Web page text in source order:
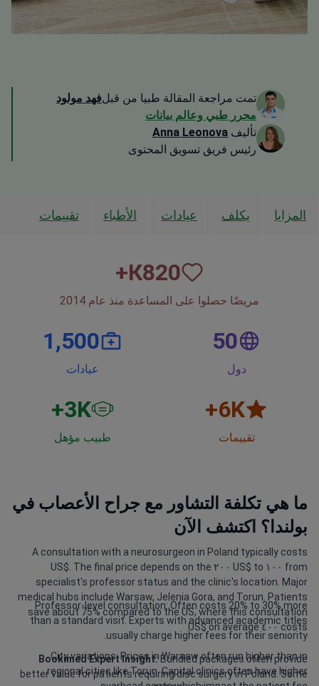
تمت مراجعة المقالة طبيا من قبلفهد مولود
محرر طبي وعالم بيانات
تأليف Anna Leonova
رئيس فريق تسويق المحتوى
المزايا يكلف عيادات الأطباء تقييمات
820
К+
مريضًا حصلوا على المساعدة منذ عام 2014
50
دول
1,500
عيادات
6K+
تقييمات
3K+
طبيب مؤهل
ما هي تكلفة التشاور مع جراح الأعصاب في
بولندا؟ اكتشف الآن
A consultation with a neurosurgeon in Poland typically costs
from ١٠٠ US$ to ٢٠٠ US$. The final price depends on the
specialist's professor status and the clinic's location. Major
medical hubs include Warsaw, Jelenia Gora, and Torun. Patients
save about 75% compared to the US, where this consultation
costs ٤٠٠ US$ on average.
Professor-level consultation: Often costs 20% to 30% more
than a standard visit. Experts with advanced academic titles
usually charge higher fees for their seniority.
City variations: Prices in Warsaw often run higher than in
regional cities like Torun. Capital clinics often have higher
Bookimed Expert Insight:Bundled packages often provide
better value for patients requiring disc surgery in Poland. Some